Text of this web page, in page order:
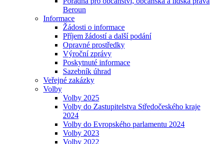
Beroun
Informace
Žádosti o informace
Příjem žádostí a další podání
Opravné prostředky
Výroční zprávy
Poskytnuté informace
Sazebník úhrad
Veřejné zakázky
Volby
Volby 2025
Volby do Zastupitelstva Středočeského kraje
2024
Volby do Evropského parlamentu 2024
Volby 2023
Volby 2022